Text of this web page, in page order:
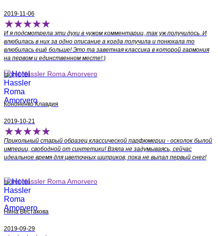
духи Отель Хасслер Рома (Hotel Hassler Roma) в Киеве
легко и просто в 2 клика - доставка для Вас будет
быстрой, выгодной и удобной!
2019-11-06
И я подсмотрела эти духи в чужом комментарии, так уж получилось. И
влюбилась в них за одно описание а когда получила и понюхала то
влюбилась ещё больше! Это та заветная классика в которой гармония
на первом и единственном месте!:)
Hotel Hassler Roma Amorvero
Кононенко Клавдия
2019-10-21
Прикольный старый образец классической парфюмерии - осколок былой
империи, свободной от синтетики! Взяла не задумываясь, сейчас
идеальное время для цветочных шиприков, пока не выпал первый снег!
Hotel Hassler Roma Amorvero
Нина Вестакова
2019-09-29